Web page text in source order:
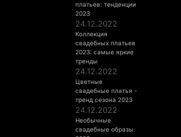
платьев: тенденции
2023
24.12.2022
Коллекция
свадебных платьев
2023: самые яркие
тренды
24.12.2022
Цветные
свадебные платья -
тренд сезона 2023
24.12.2022
Необычные
свадебные образы